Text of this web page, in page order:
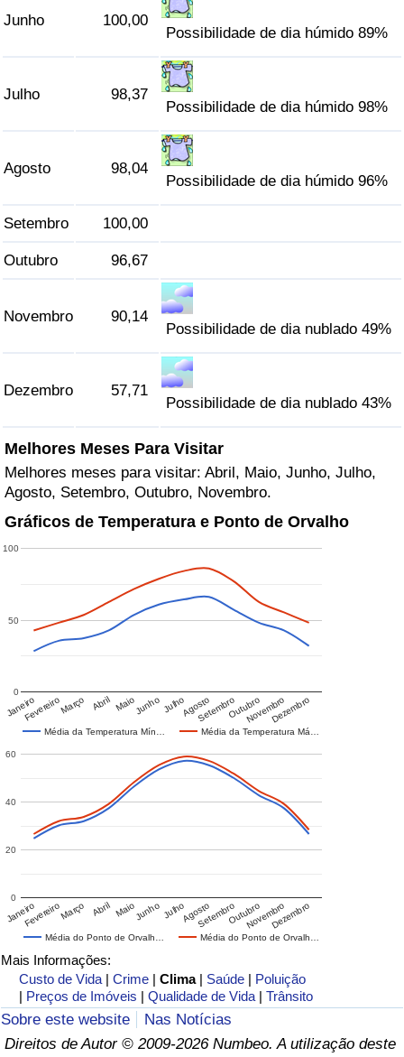
Junho 100,00
Possibilidade de dia húmido 89%
Julho 98,37
Possibilidade de dia húmido 98%
Agosto 98,04
Possibilidade de dia húmido 96%
Setembro 100,00
Outubro 96,67
Novembro 90,14
Possibilidade de dia nublado 49%
Dezembro 57,71
Possibilidade de dia nublado 43%
Melhores Meses Para Visitar
Melhores meses para visitar: Abril, Maio, Junho, Julho,
Agosto, Setembro, Outubro, Novembro.
Gráficos de Temperatura e Ponto de Orvalho
Média da Temperatura Mín… Média da Temperatura Má…
JaneiroFevereiroMarço Abril MaioJunho JulhoAgostoSetembroOutubroNovembroDezembro
0
50
100
Média do Ponto de Orvalh… Média do Ponto de Orvalh…
JaneiroFevereiroMarço Abril MaioJunho JulhoAgostoSetembroOutubroNovembroDezembro
0
20
40
60
Mais Informações:
Custo de Vida |Crime |Clima | Saúde | Poluição
| Preços de Imóveis |Qualidade de Vida |Trânsito
Sobre este website
Nas Notícias
Direitos de Autor © 2009-2026 Numbeo. A utilização deste